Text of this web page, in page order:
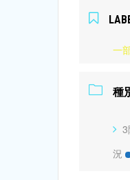
一
種
3
況